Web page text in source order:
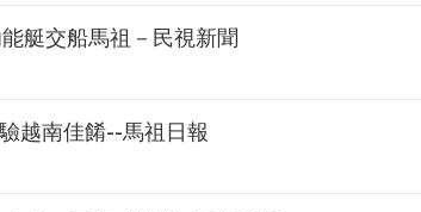
艇交船馬祖－民視新聞
越南佳餚--馬祖日報